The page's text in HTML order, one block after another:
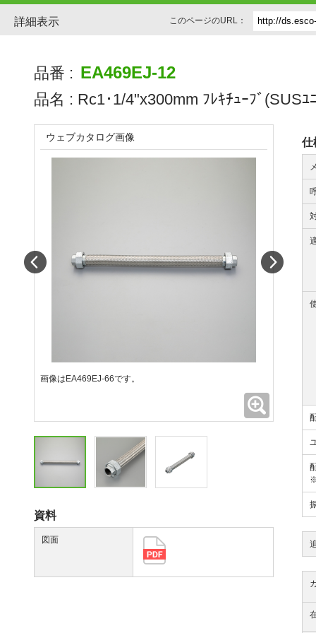
詳細表示 このページのURL：
品番 : EA469EJ-12
品名 : Rc1･1/4"x300mm ﾌﾚｷﾁｭｰﾌﾞ(SUSﾕ
仕
ウェブカタログ画像
画像はEA469EJ-66です。
資料
図面